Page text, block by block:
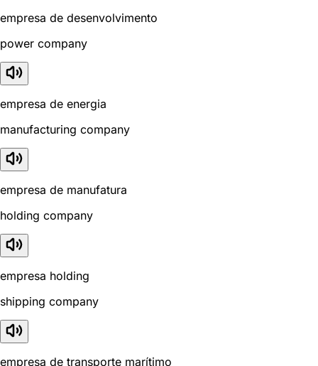
empresa de desenvolvimento
power company
empresa de energia
manufacturing company
empresa de manufatura
holding company
empresa holding
shipping company
empresa de transporte marítimo